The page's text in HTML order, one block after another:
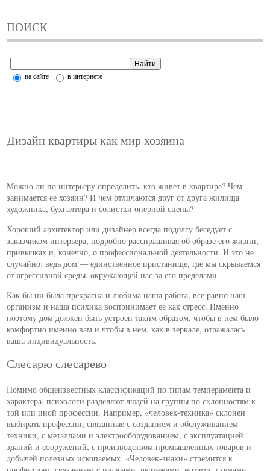
ПОИСК
на сайте в интернете
Дизайн квартиры как мир хозяина
Можно ли по интерьеру определить, кто живет в квартире? Чем
занимается ее хозяин? И чем отличаются друг от друга жилища
художника, бухгалтера и солистки оперной сцены?
Хороший архитектор или дизайнер всегда подолгу беседует с
заказчиком интерьера, подробно расспрашивая об образе его жизни,
привычках и, конечно, о профессиональной деятельности. И это не
случайно: ведь дом — единственное пристанище, где мы скрываемся
от агрессивной среды, окружающей нас за его пределами.
Как бы ни была прекрасна и любима наша работа, все равно наш
организм и наша психика воспринимает ее как стресс. Именно
поэтому дом должен быть устроен таким образом, чтобы в нем было
комфортно именно вам и чтобы в нем, как в зеркале, отражалась
ваша индивидуальность.
Слесарю слесарево
Помимо общеизвестных классификаций по типам темперамента и
характера, психологи разделяют людей на группы по склонностям к
той или иной профессии. Например, «человек-техника» склонен
выбирать профессии, связанные с созданием и обслуживанием
техники, с металлами и электрооборудованием, с эксплуатацией
зданий и сооружений, с производством промышленных товаров и
добычей полезных ископаемых. «Человек-знаки» стремится к